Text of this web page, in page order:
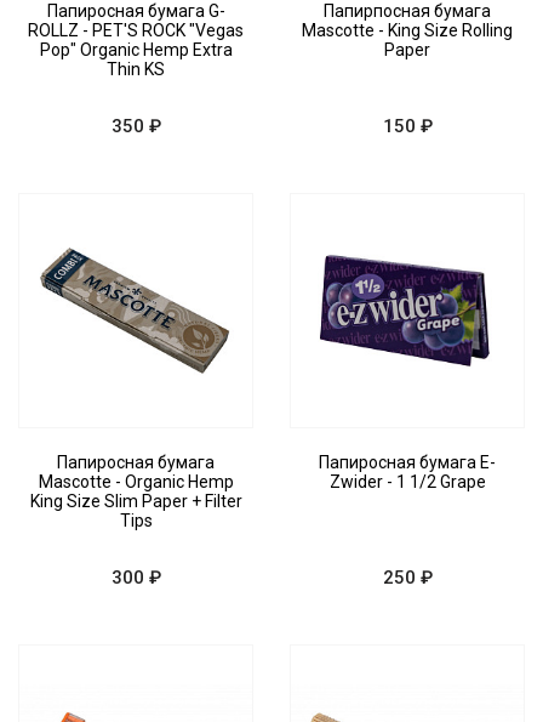
Папиросная бумага G-
ROLLZ - PET'S ROCK "Vegas
Pop" Organic Hemp Extra
Thin KS
350 ₽
Папирпосная бумага
Mascotte - King Size Rolling
Paper
150 ₽
Папиросная бумага
Mascotte - Organic Hemp
King Size Slim Paper + Filter
Tips
300 ₽
Папиросная бумага E-
Zwider - 1 1/2 Grape
250 ₽